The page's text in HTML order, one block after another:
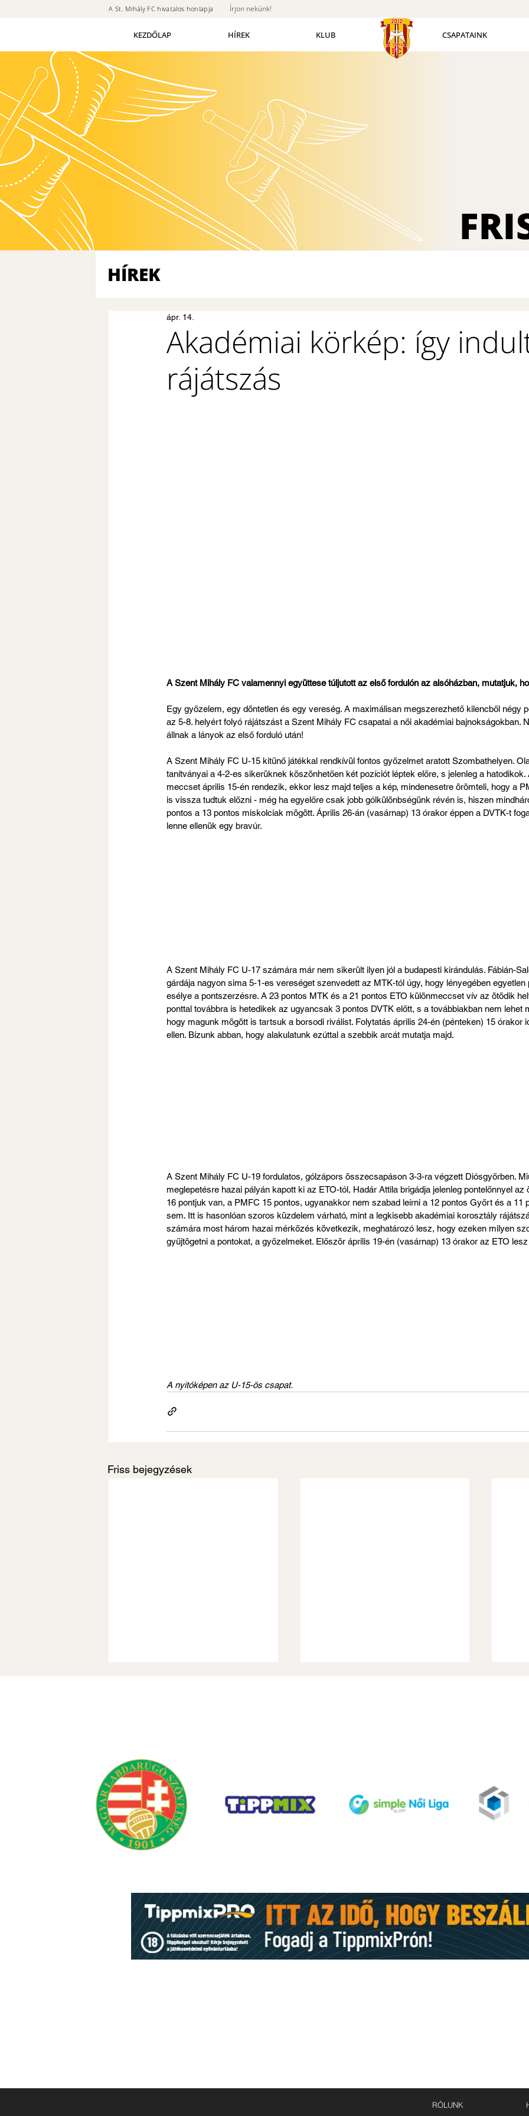
A St. Mihály FC hivatalos honlapja Írjon nekünk!
KEZDŐLAP HÍREK KLUB CSAPATAINK
HÍREK
Akadémiai körkép: így
rájátszás
ápr. 14.
A Szent Mihály FC valamennyi együttese túljutott az első fordulón az alsóházban, mutatjuk,
Egy győzelem, egy döntetlen és egy vereség. A maximálisan megszerezhető kilencből négy
az 5-8. helyért folyó rájátszást a Szent Mihály FC csapatai a női akadémiai bajnokságokban.
állnak a lányok az első forduló után!
A Szent Mihály FC U-15 kitűnő játékkal rendkívül fontos győzelmet aratott Szombathelyen.
tanítványai a 4-2-es sikerüknek köszönhetően két pozíciót léptek előre, s jelenleg a
meccset április 15-én rendezik, ekkor lesz majd teljes a kép, mindenesetre örömteli, hogy a
is vissza tudtuk előzni - még ha egyelőre csak jobb gólkülönbségünk révén is, hiszen
pontos a 13 pontos miskolciak mögött. Április 26-án (vasárnap) 13 órakor éppen a DVTK-t
lenne ellenük egy bravúr.
A Szent Mihály FC U-17 számára már nem sikerült ilyen jól a budapesti kirándulás. Fábián-
gárdája nagyon sima 5-1-es vereséget szenvedett az MTK-tól úgy, hogy lényegében
esélye a pontszerzésre. A 23 pontos MTK és a 21 pontos ETO különmeccset vív az ötödik
ponttal továbbra is hetedikek az ugyancsak 3 pontos DVTK előtt, s a továbbiakban nem lehet
hogy magunk mögött is tartsuk a borsodi riválist. Folytatás április 24-én (pénteken) 15 órakor
ellen. Bízunk abban, hogy alakulatunk ezúttal a szebbik arcát mutatja majd.
A Szent Mihály FC U-19 fordulatos, gólzápors összecsapáson 3-3-ra végzett Diósgyőrben.
meglepetésre hazai pályán kapott ki az ETO-tól, Hadár Attila brigádja jelenleg pontelőnnyel
16 pontjuk van, a PMFC 15 pontos, ugyanakkor nem szabad leírni a 12 pontos Győrt és a 11
sem. Itt is hasonlóan szoros küzdelem várható, mint a legkisebb akadémiai korosztály
számára most három hazai mérkőzés következik, meghatározó lesz, hogy ezeken milyen
gyűjtögetni a pontokat, a győzelmeket. Először április 19-én (vasárnap) 13 órakor az ETO
A nyitóképen az U-15-ös csapat.
Friss bejegyzések
Nyári információk (FRISSÜL)
RÓLUNK